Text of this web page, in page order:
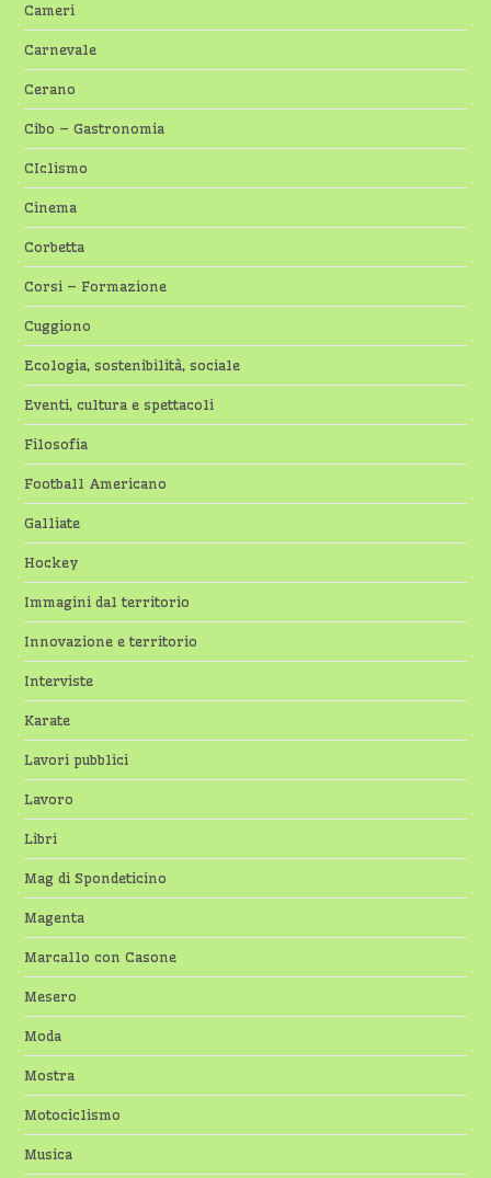
Cameri
Carnevale
Cerano
Cibo – Gastronomia
CIclismo
Cinema
Corbetta
Corsi – Formazione
Cuggiono
Ecologia, sostenibilità, sociale
Eventi, cultura e spettacoli
Filosofia
Football Americano
Galliate
Hockey
Immagini dal territorio
Innovazione e territorio
Interviste
Karate
Lavori pubblici
Lavoro
Libri
Mag di Spondeticino
Magenta
Marcallo con Casone
Mesero
Moda
Mostra
Motociclismo
Musica